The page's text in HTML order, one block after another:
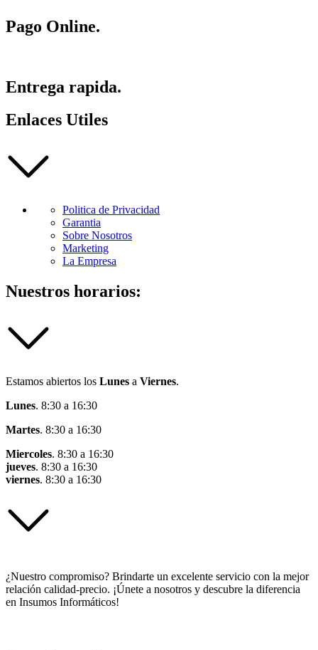
Pago Online.
Entrega rapida.
Enlaces Utiles
Politica de Privacidad
Garantia
Sobre Nosotros
Marketing
La Empresa
Nuestros horarios:
Estamos abiertos los Lunes a Viernes.
Lunes. 8:30 a 16:30
Martes. 8:30 a 16:30
Miercoles. 8:30 a 16:30
jueves. 8:30 a 16:30
viernes. 8:30 a 16:30
¿Nuestro compromiso? Brindarte un excelente servicio con la mejor
relación calidad-precio. ¡Únete a nosotros y descubre la diferencia
en Insumos Informáticos!